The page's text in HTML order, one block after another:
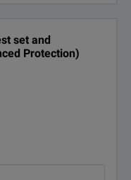
set and
Protection)